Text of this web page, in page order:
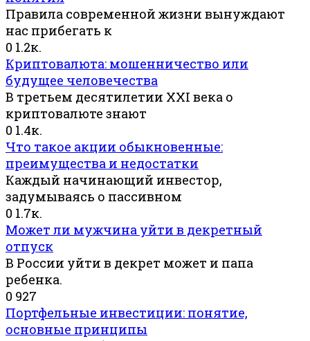
Правила современной жизни вынуждают
нас прибегать к
0 1.2к.
Криптовалюта: мошенничество или
будущее человечества
В третьем десятилетии XXI века о
криптовалюте знают
0 1.4к.
Что такое акции обыкновенные:
преимущества и недостатки
Каждый начинающий инвестор,
задумываясь о пассивном
0 1.7к.
Может ли мужчина уйти в декретный
отпуск
В России уйти в декрет может и папа
ребенка.
0 927
Портфельные инвестиции: понятие,
основные принципы